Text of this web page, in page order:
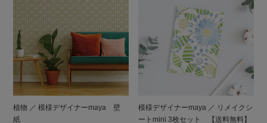
植物 ／ 模様デザイナーmaya 壁
紙
模様デザイナーmaya ／ リメイクシ
ートmini 3枚セット 【送料無料】